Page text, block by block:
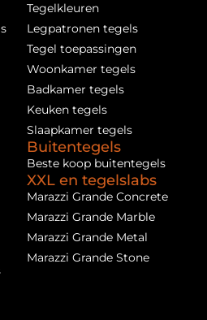
Tegelkleuren
Legpatronen tegels
Tegel toepassingen
Woonkamer tegels
Badkamer tegels
Keuken tegels
Slaapkamer tegels
Buitentegels
Beste koop buitentegels
XXL en tegelslabs
Marazzi Grande Concrete
Marazzi Grande Marble
Marazzi Grande Metal
Marazzi Grande Stone